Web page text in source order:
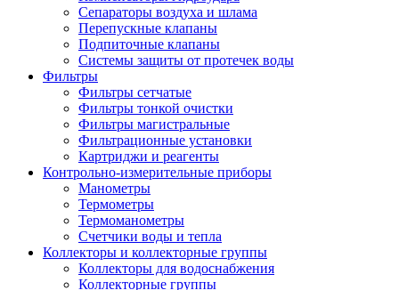
Сепараторы воздуха и шлама
Перепускные клапаны
Подпиточные клапаны
Системы защиты от протечек воды
Фильтры
Фильтры сетчатые
Фильтры тонкой очистки
Фильтры магистральные
Фильтрационные установки
Картриджи и реагенты
Контрольно-измерительные приборы
Манометры
Термометры
Термоманометры
Счетчики воды и тепла
Коллекторы и коллекторные группы
Коллекторы для водоснабжения
Коллекторные группы